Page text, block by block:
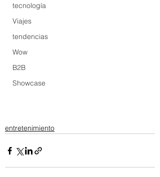
tecnología
Viajes
tendencias
Wow
B2B
Showcase
entretenimiento